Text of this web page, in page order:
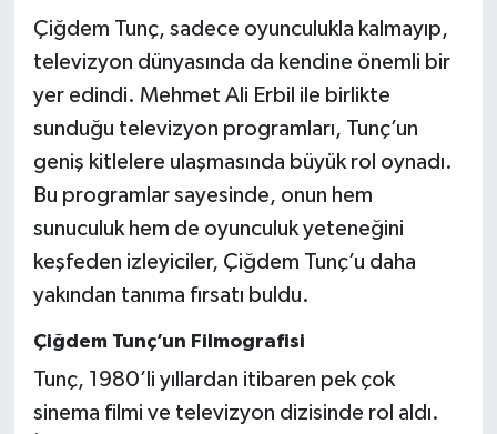
Çiğdem Tunç, sadece oyunculukla kalmayıp,
televizyon dünyasında da kendine önemli bir
yer edindi. Mehmet Ali Erbil ile birlikte
sunduğu televizyon programları, Tunç’un
geniş kitlelere ulaşmasında büyük rol oynadı.
Bu programlar sayesinde, onun hem
sunuculuk hem de oyunculuk yeteneğini
keşfeden izleyiciler, Çiğdem Tunç’u daha
yakından tanıma fırsatı buldu.
Çiğdem Tunç’un Filmografisi
Tunç, 1980’li yıllardan itibaren pek çok
sinema filmi ve televizyon dizisinde rol aldı.